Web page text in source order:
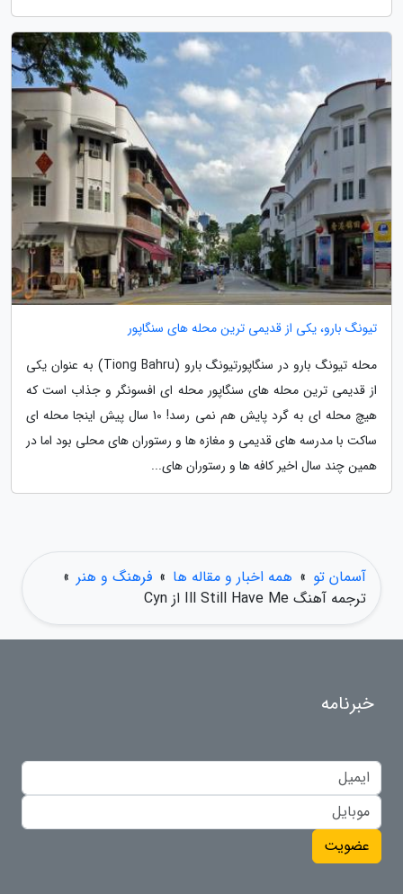
تیونگ بارو، یکی از قدیمی ترین محله های سنگاپور
محله تیونگ بارو در سنگاپورتیونگ بارو (Tiong Bahru) به عنوان یکی
از قدیمی ترین محله های سنگاپور محله ای افسونگر و جذاب است که
هیچ محله ای به گرد پایش هم نمی رسد! 10 سال پیش اینجا محله ای
ساکت با مدرسه های قدیمی و مغازه ها و رستوران های محلی بود اما در
همین چند سال اخیر کافه ها و رستوران های...
آسمان تو » همه اخبار و مقاله ها » فرهنگ و هنر »
ترجمه آهنگ Ill Still Have Me از Cyn
خبرنامه
عضویت